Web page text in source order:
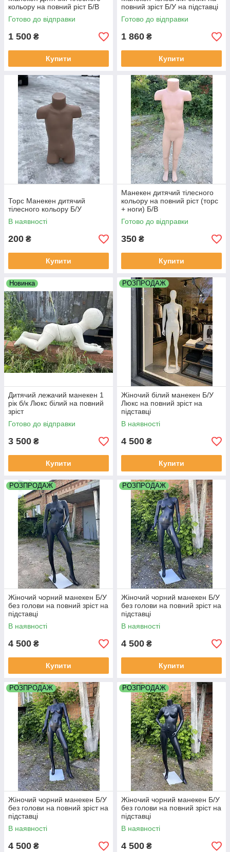
кольору на повний ріст Б/В
Готово до відправки
1 500 ₴
Купити
повний зріст Б/У на підставці
Готово до відправки
1 860 ₴
Купити
Торс Манекен дитячий
тілесного кольору Б/У
В наявності
200 ₴
Купити
Манекен дитячий тілесного
кольору на повний ріст (торс
+ ноги) Б/В
Готово до відправки
350 ₴
Купити
Новинка
Дитячий лежачий манекен 1
рік б/к Люкс білий на повний
зріст
Готово до відправки
3 500 ₴
Купити
РОЗПРОДАЖ
Жіночий білий манекен Б/У
Люкс на повний зріст на
підставці
В наявності
4 500 ₴
Купити
РОЗПРОДАЖ
Жіночий чорний манекен Б/У
без голови на повний зріст на
підставці
В наявності
4 500 ₴
Купити
РОЗПРОДАЖ
Жіночий чорний манекен Б/У
без голови на повний зріст на
підставці
В наявності
4 500 ₴
Купити
РОЗПРОДАЖ
Жіночий чорний манекен Б/У
без голови на повний зріст на
підставці
В наявності
4 500 ₴
РОЗПРОДАЖ
Жіночий чорний манекен Б/У
без голови на повний зріст на
підставці
В наявності
4 500 ₴